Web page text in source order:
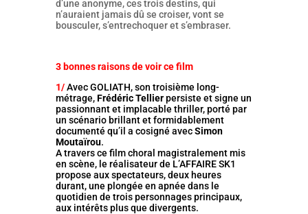
d’une anonyme, ces trois destins, qui
n’auraient jamais dû se croiser, vont se
bousculer, s’entrechoquer et s’embraser.
3 bonnes raisons de voir ce film
1/Avec GOLIATH, son troisième long-
métrage,Frédéric Tellierpersiste et signe un
passionnant et implacable thriller, porté par
un scénario brillant et formidablement
documenté qu’il a cosigné avecSimon
Moutaïrou.
A travers ce film choral magistralement mis
en scène, le réalisateur de L’AFFAIRE SK1
propose aux spectateurs, deux heures
durant, une plongée en apnée dans le
quotidien de trois personnages principaux,
aux intérêts plus que divergents.